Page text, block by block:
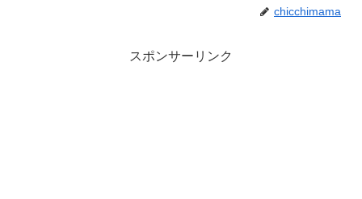
chicchimama
スポンサーリンク